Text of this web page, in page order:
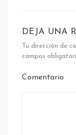
DEJA UNA
Tu dirección de
campos
Comentario